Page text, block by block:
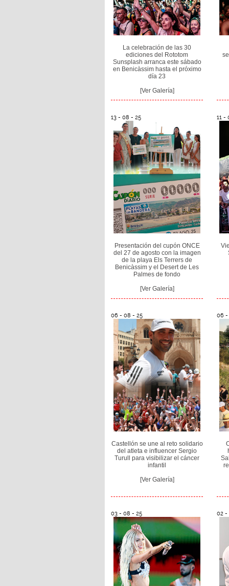
La celebración de las 30
ediciones del Rototom
Sunsplash arranca este sábado
en Benicàssim hasta el próximo
día 23
[Ver Galería]
13 - 08 - 25
Presentación del cupón ONCE
del 27 de agosto con la imagen
de la playa Els Terrers de
Benicàssim y el Desert de Les
Palmes de fondo
[Ver Galería]
11 -
06 - 08 - 25
Castellón se une al reto solidario
del atleta e influencer Sergio
Turull para visibilizar el cáncer
infantil
[Ver Galería]
06 -
03 - 08 - 25 02 -